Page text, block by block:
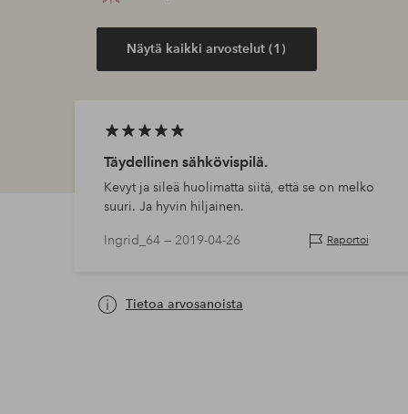
Näytä kaikki arvostelut (1)
Täydellinen sähkövispilä.
Kevyt ja sileä huolimatta siitä, että se on melko
suuri. Ja hyvin hiljainen.
Ingrid_64 — 2019-04-26 Raportoi
Tietoa arvosanoista